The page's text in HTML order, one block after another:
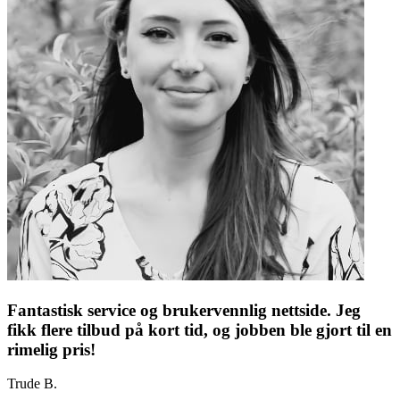
Fantastisk service og brukervennlig nettside. Jeg
fikk flere tilbud på kort tid, og jobben ble gjort til en
rimelig pris!
Trude B.